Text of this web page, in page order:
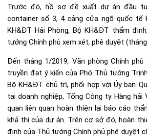
Trước đó, hồ sơ đề xuất dự án đầu
container số 3, 4 cảng cửa ngõ quốc tế
KH&ĐT Hải Phòng, Bộ KH&ĐT thẩm
tướng Chính phủ xem xét, phê duyệt
Đến tháng 1/2019, Văn phòng Chính
truyền đạt ý kiến của Phó Thủ tướng
Bộ KH&ĐT chủ trì, phối hợp với Ủy ban
tại doanh nghiệp, Tổng Công ty Hàng
quan liên quan hoàn thiện lại báo cáo
khả thi của dự án. Trên cơ sở đó, hoàn
định của Thủ tướng Chính phủ phê duyệt